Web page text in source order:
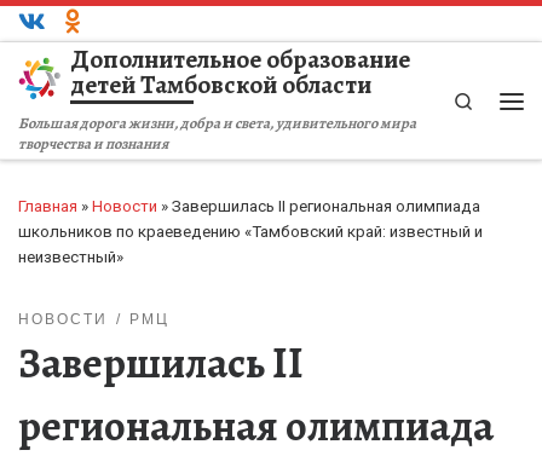
Перейти к содержимому
Дополнительное образование
детей Тамбовской области
Большая дорога жизни, добра и света, удивительного мира
творчества и познания
Search
Главная » Новости » Завершилась II региональная олимпиада
школьников по краеведению «Тамбовский край: известный и
неизвестный»
НОВОСТИ РМЦ
Завершилась II
региональная олимпиада